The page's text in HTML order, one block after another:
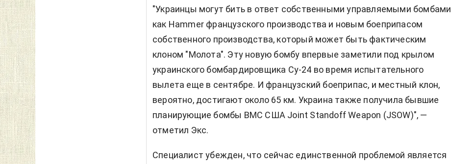
"Украинцы могут бить в ответ собственными управляемыми бомбами
как Hammer французского производства и новым боеприпасом
собственного производства, который может быть фактическим
клоном "Молота". Эту новую бомбу впервые заметили под крылом
украинского бомбардировщика Су-24 во время испытательного
вылета еще в сентябре. И французский боеприпас, и местный клон,
вероятно, достигают около 65 км. Украина также получила бывшие
планирующие бомбы ВМС США Joint Standoff Weapon (JSOW)", —
отметил Экс.
Специалист убежден, что сейчас единственной проблемой является